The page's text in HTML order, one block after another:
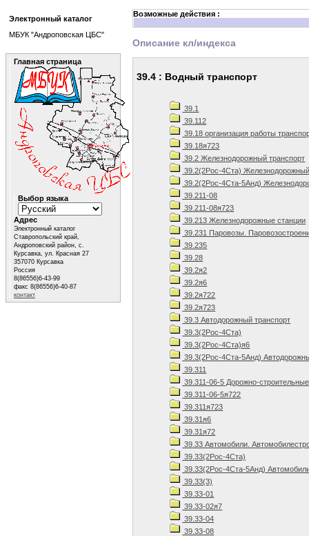
Возможные действия :
Описание кл/индекса
39.4 : Водный транспорт
39.1
39.112
39.18 организация работы
39.18я723
39.2 Железнодорожный транспорт
39.2(2Рос-4Ста)
39.2(2Рос-4Ста-5Анд)
39.211-08
39.211-08я723
39.213 Железнодорожные станции
39.231 Паровозы.
39.235
39.28
39.2я2
39.2я6
39.2я722
39.2я723
39.3 Автодорожный транспорт
39.3(2Рос-4Ста)
39.3(2Рос-4Ста)я6
39.3(2Рос-4Ста-5Анд)
39.311
39.311-06-5 Дорожно-
39.311-06-5я722
39.311я723
39.31я6
39.31я72
39.33 Автомобили.
39.33(2Рос-4Ста)
39.33(2Рос-4Ста-5Анд)
39.33(3)
39.33-01
39.33-02я7
39.33-04
39.33-08
Электронный каталог
МБУК "Андроповская ЦБС"
Главная страница
Выбор языка
Адрес
Электронный каталог
Ставропольский край,
Андроповский район, с.
Курсавка, ул. Красная 27
357070 Курсавка
Россия
8(86556)6-43-99
факс 8(86556)6-40-87
контакт